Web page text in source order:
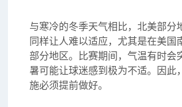
与寒冷的冬季天气相比，北美部分
同样让人难以适应，尤其是在美国
部分地区。比赛期间，气温有时会
暑可能让球迷感到极为不适。因此
施必须提前做好。